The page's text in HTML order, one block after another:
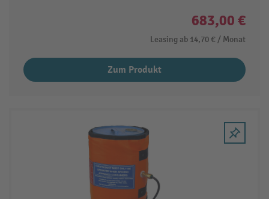
683,00 €
Leasing ab 14,70 € / Monat
Zum Produkt